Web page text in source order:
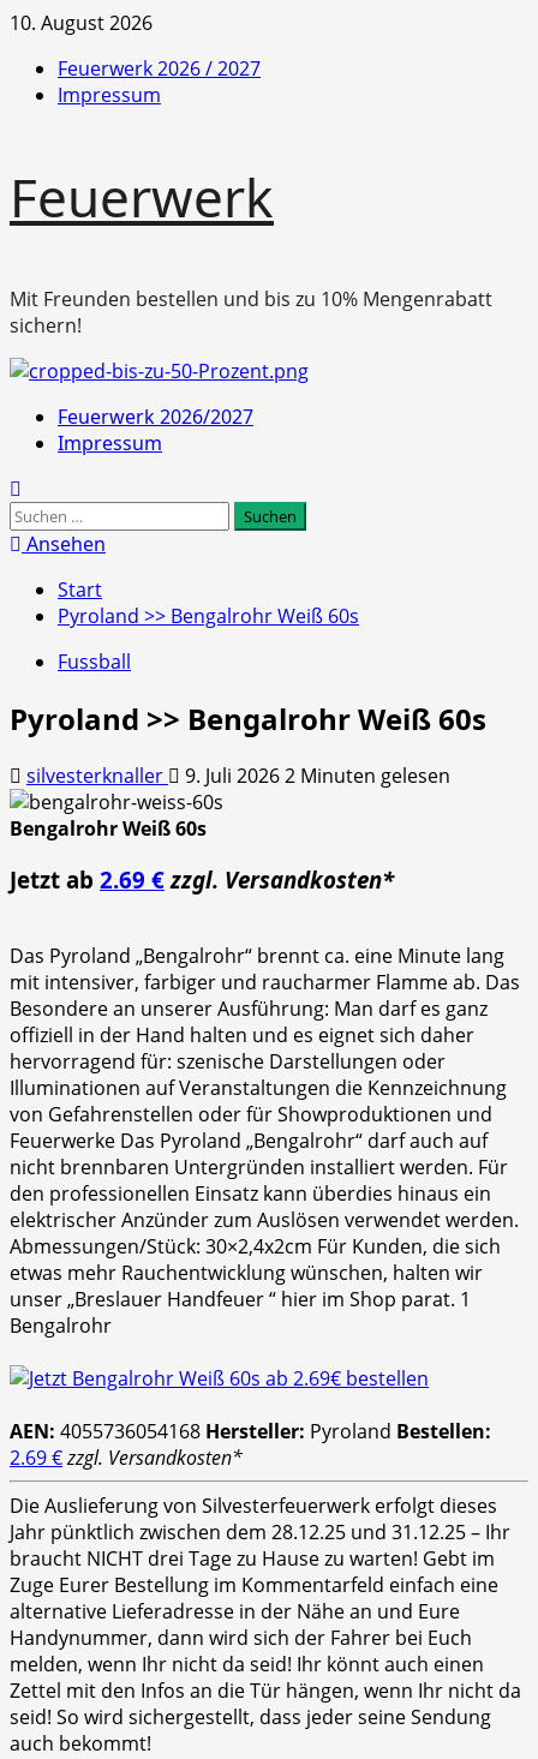
Zum
springen
10. August 2026
Feuerwerk 2026 / 2027
Impressum
Feuerwerk
Mit Freunden bestellen und bis zu 10% Mengenrabatt
sichern!
Primäres
Menü
Feuerwerk 2026/2027
Impressum
Suchen
nach:
Ansehen
Start
Pyroland >> Bengalrohr Weiß 60s
Fussball
Pyroland >> Bengalrohr Weiß 60s
silvesterknaller 9. Juli 20262 Minuten gelesen
Bengalrohr Weiß 60s
Jetzt ab 2.69 € zzgl. Versandkosten*
Das Pyroland „Bengalrohr“ brennt ca. eine Minute lang
mit intensiver, farbiger und raucharmer Flamme ab. Das
Besondere an unserer Ausführung: Man darf es ganz
offiziell in der Hand halten und es eignet sich daher
hervorragend für: szenische Darstellungen oder
Illuminationen auf Veranstaltungen die Kennzeichnung
von Gefahrenstellen oder für Showproduktionen und
Feuerwerke Das Pyroland „Bengalrohr“ darf auch auf
nicht brennbaren Untergründen installiert werden. Für
den professionellen Einsatz kann überdies hinaus ein
elektrischer Anzünder zum Auslösen verwendet werden.
Abmessungen/Stück: 30×2,4x2cm Für Kunden, die sich
etwas mehr Rauchentwicklung wünschen, halten wir
unser „Breslauer Handfeuer “ hier im Shop parat. 1
Bengalrohr
AEN: 4055736054168 Hersteller: Pyroland Bestellen:
2.69 €zzgl. Versandkosten*
Die Auslieferung von Silvesterfeuerwerk erfolgt dieses
Jahr pünktlich zwischen dem 28.12.25 und 31.12.25 – Ihr
braucht NICHT drei Tage zu Hause zu warten! Gebt im
Zuge Eurer Bestellung im Kommentarfeld einfach eine
alternative Lieferadresse in der Nähe an und Eure
Handynummer, dann wird sich der Fahrer bei Euch
melden, wenn Ihr nicht da seid! Ihr könnt auch einen
Zettel mit den Infos an die Tür hängen, wenn Ihr nicht da
seid! So wird sichergestellt, dass jeder seine Sendung
auch bekommt!